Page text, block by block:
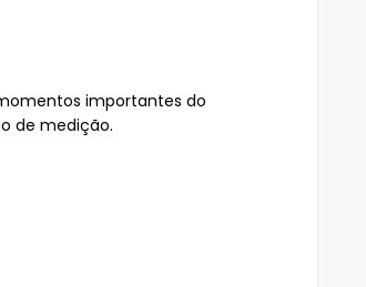
importantes do
de medição.